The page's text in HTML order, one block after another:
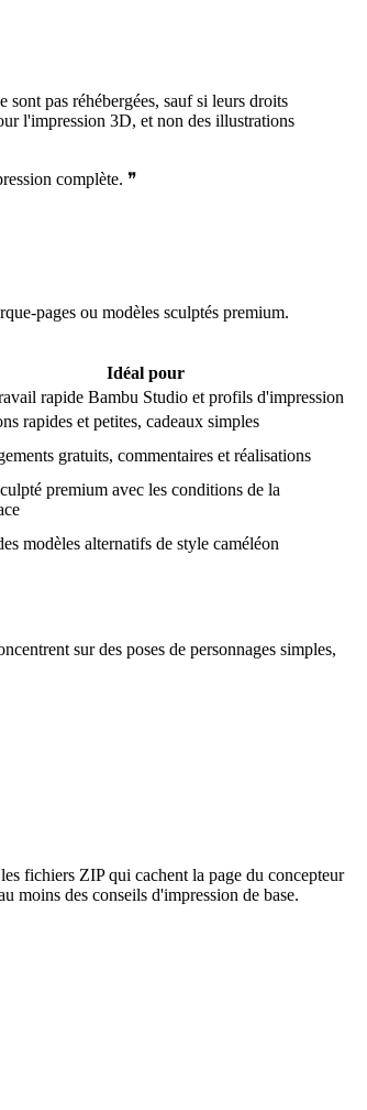
sont pas réhébergées, sauf si leurs droits
l'impression 3D, et non des illustrations
complète. ❞
pages ou modèles sculptés premium.
Idéal pour
rapide Bambu Studio et profils d'impression
rapides et petites, cadeaux simples
gratuits, commentaires et réalisations
premium avec les conditions de la
modèles alternatifs de style caméléon
sur des poses de personnages simples,
fichiers ZIP qui cachent la page du concepteur
moins des conseils d'impression de base.